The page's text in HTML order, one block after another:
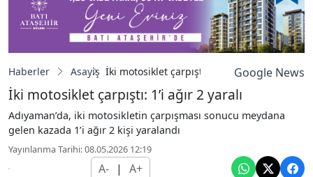
Haberler Asayiş İki motosiklet çarpıştı: 1’i ağır 2 yaralı
Google News
İki motosiklet çarpıştı: 1’i ağır 2 yaralı
Adıyaman’da, iki motosikletin çarpışması sonucu meydana
gelen kazada 1’i ağır 2 kişi yaralandı
Yayınlanma Tarihi: 08.05.2026 12:19
A- | A+